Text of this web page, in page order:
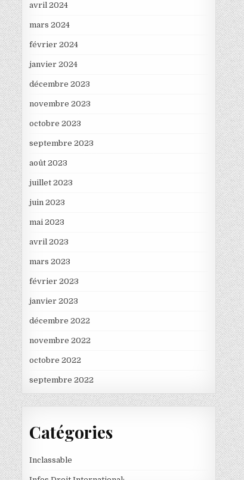
avril 2024
mars 2024
février 2024
janvier 2024
décembre 2023
novembre 2023
octobre 2023
septembre 2023
août 2023
juillet 2023
juin 2023
mai 2023
avril 2023
mars 2023
février 2023
janvier 2023
décembre 2022
novembre 2022
octobre 2022
septembre 2022
Catégories
Inclassable